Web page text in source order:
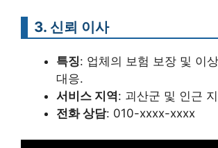
3. 신뢰 이사
특징: 업체의 보험 보장 및 이
대응.
서비스 지역: 괴산군 및 인근
전화 상담: 010-xxxx-xxxx